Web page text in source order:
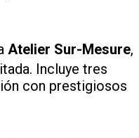
Atelier Sur-Mesure,
Incluye tres
con prestigiosos